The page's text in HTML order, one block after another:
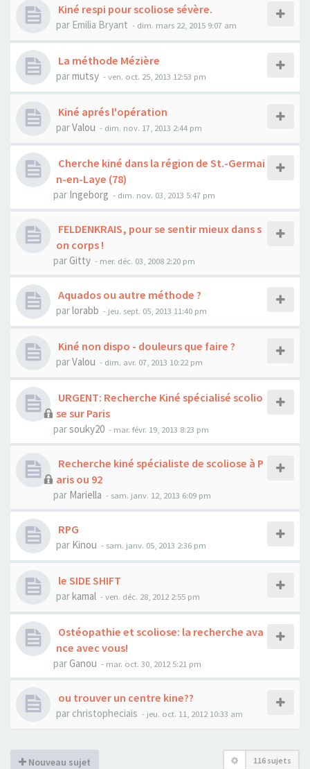
Kiné respi pour scoliose sévère.
par Emilia Bryant - dim. mars 22, 2015 9:07 am
La méthode Mézière
parmutsy - ven. oct. 25, 2013 12:53 pm
Kiné aprés l'opération
parValou - dim. nov. 17, 2013 2:44 pm
Cherche kiné dans la région de St.-Germai
n-en-Laye (78)
par Ingeborg - dim. nov. 03, 2013 5:47 pm
FELDENKRAIS, pour se sentir mieux dans s
on corps !
par Gitty - mer. déc. 03, 2008 2:20 pm
Aquados ou autre méthode ?
parlorabb - jeu. sept. 05, 2013 11:40 pm
Kiné non dispo - douleurs que faire ?
parValou - dim. avr. 07, 2013 10:22 pm
URGENT: Recherche Kiné spécialisé scolio
se sur Paris
parsouky20 - mar. févr. 19, 2013 8:23 pm
Recherche kiné spécialiste de scoliose à P
aris ou 92
par Mariella - sam. janv. 12, 2013 6:09 pm
RPG
par Kinou - sam. janv. 05, 2013 2:36 pm
le SIDE SHIFT
parkamal - ven. déc. 28, 2012 2:55 pm
Ostéopathie et scoliose: la recherche ava
nce avec vous!
parGanou - mar. oct. 30, 2012 5:21 pm
ou trouver un centre kine??
par christopheciais - jeu. oct. 11, 2012 10:33 am
Nouveau sujet 116 sujets